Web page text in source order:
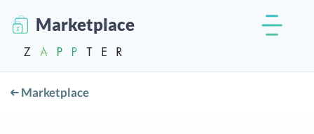
Marketplace
Marketplace